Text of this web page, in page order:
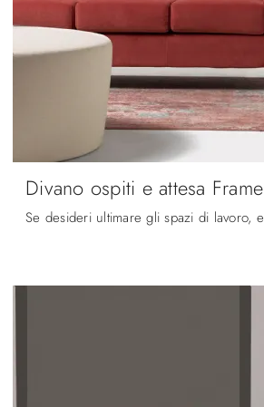
Divano ospiti e attesa Frame